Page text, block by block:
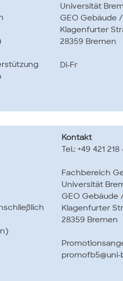
Universität
GEO Gebäude
Klagenfurter
28359 Bremen
Di-Fr
Kontakt
Tel.: +49 421 218
Fachbereich
Universität
GEO Gebäude
Klagenfurter
28359 Bremen